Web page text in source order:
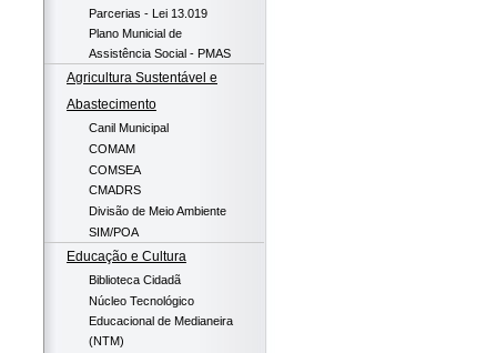
Parcerias - Lei 13.019
Plano Municial de
Assistência Social - PMAS
Agricultura Sustentável e
Abastecimento
Canil Municipal
COMAM
COMSEA
CMADRS
Divisão de Meio Ambiente
SIM/POA
Educação e Cultura
Biblioteca Cidadã
Núcleo Tecnológico
Educacional de Medianeira
(NTM)